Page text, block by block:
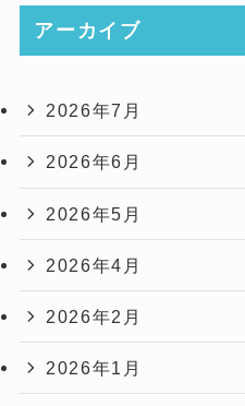
アーカイブ
2026年7月
2026年6月
2026年5月
2026年4月
2026年2月
2026年1月